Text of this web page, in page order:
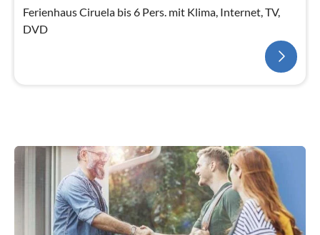
Ferienhaus Ciruela bis 6 Pers. mit Klima, Internet, TV,
DVD